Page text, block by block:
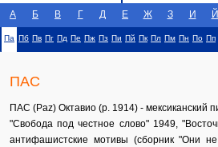
А
Б В Г Д Е Ж З И Й
Па Пб Пв Пг Пд Пе Пж Пз Пи Пй Пк Пл Пм Пн По Пп
ПАС
ПАС (Paz) Октавио (р. 1914) - мексиканский
"Свобода под честное слово" 1949,
антифашистские мотивы (сборник "Они